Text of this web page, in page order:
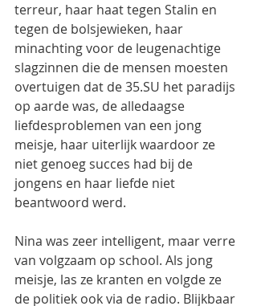
terreur, haar haat tegen Stalin en
tegen de bolsjewieken, haar
minachting voor de leugenachtige
slagzinnen die de mensen moesten
overtuigen dat de 35.SU het paradijs
op aarde was, de alledaagse
liefdesproblemen van een jong
meisje, haar uiterlijk waardoor ze
niet genoeg succes had bij de
jongens en haar liefde niet
beantwoord werd.
Nina was zeer intelligent, maar verre
van volgzaam op school. Als jong
meisje, las ze kranten en volgde ze
de politiek ook via de radio. Blijkbaar